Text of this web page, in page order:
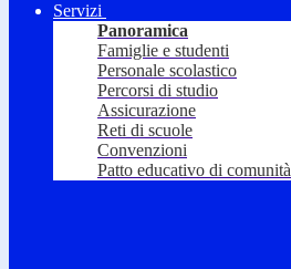
Servizi
Panoramica
Famiglie e studenti
Personale scolastico
Percorsi di studio
Assicurazione
Reti di scuole
Convenzioni
Patto educativo di comunità